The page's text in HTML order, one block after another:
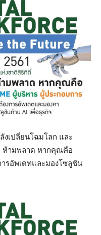
งเปลี่ยนโฉมโลก และ
ห้ามพลาด หากคุณคือ
รอัพเดทและมองโซลูชัน